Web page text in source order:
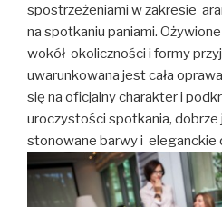
spostrzeżeniami w zakresie
na spotkaniu paniami.
wokół okoliczności i formy
uwarunkowana jest cała
się na oficjalny charakter i
uroczystości spotkania,
stonowane barwy i eleganckie